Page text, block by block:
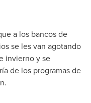
a los bancos de
se les van agotando
invierno y se
de los programas de